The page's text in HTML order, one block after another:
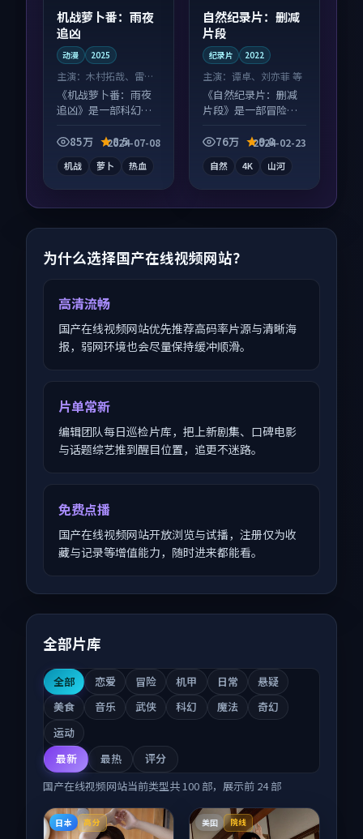
机战萝卜番：雨夜
追凶
动漫 2025
主演： 木村拓哉、雷佳
音 等
《机战萝卜番：雨夜
追凶》是一部科幻向
发酵，适合周末一口
85万 8.5
2024-07-08
机战 萝卜 热血
自然纪录片：删减
片段
纪录片 2022
主演：谭卓、刘亦菲 等
《自然纪录片：删减
片段》是一部冒险向
论度高，适合配弹幕
76万 9.8
2024-02-23
自然 4K 山河
为什么选择国产在线视频网站？
高清流畅
国产在线视频网站优先推荐高码率片源与清晰海
报，弱网环境也会尽量保持缓冲顺滑。
片单常新
编辑团队每日巡检片库，把上新剧集、口碑电影
与话题综艺推到醒目位置，追更不迷路。
免费点播
国产在线视频网站开放浏览与试播，注册仅为收
藏与记录等增值能力，随时进来都能看。
全部片库
全部 恋爱 冒险 机甲 日常
悬疑
美食
音乐 武侠 科幻 魔法
奇幻
运动
最新
最热
评分
国产在线视频网站当前类型共 100 部，展示前 24部
日本 高分 美国 院线